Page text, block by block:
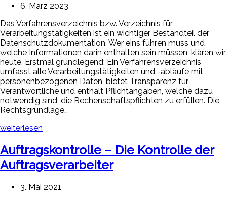
6. März 2023
Das Verfahrensverzeichnis bzw. Verzeichnis für
Verarbeitungstätigkeiten ist ein wichtiger Bestandteil der
Datenschutzdokumentation. Wer eins führen muss und
welche Informationen darin enthalten sein müssen, klären wir
heute. Erstmal grundlegend: Ein Verfahrensverzeichnis
umfasst alle Verarbeitungstätigkeiten und -abläufe mit
personenbezogenen Daten, bietet Transparenz für
Verantwortliche und enthält Pflichtangaben, welche dazu
notwendig sind, die Rechenschaftspflichten zu erfüllen. Die
Rechtsgrundlage…
weiterlesen
Auftragskontrolle – Die Kontrolle der
Auftragsverarbeiter
3. Mai 2021